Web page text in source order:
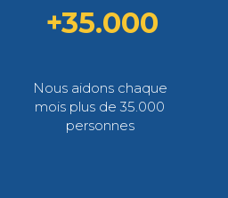
+35.000
Nous aidons chaque
mois plus de 35.000
personnes